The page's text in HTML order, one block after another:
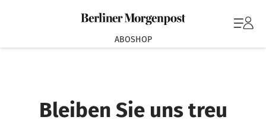
ABOSHOP
Bleiben Sie uns treu